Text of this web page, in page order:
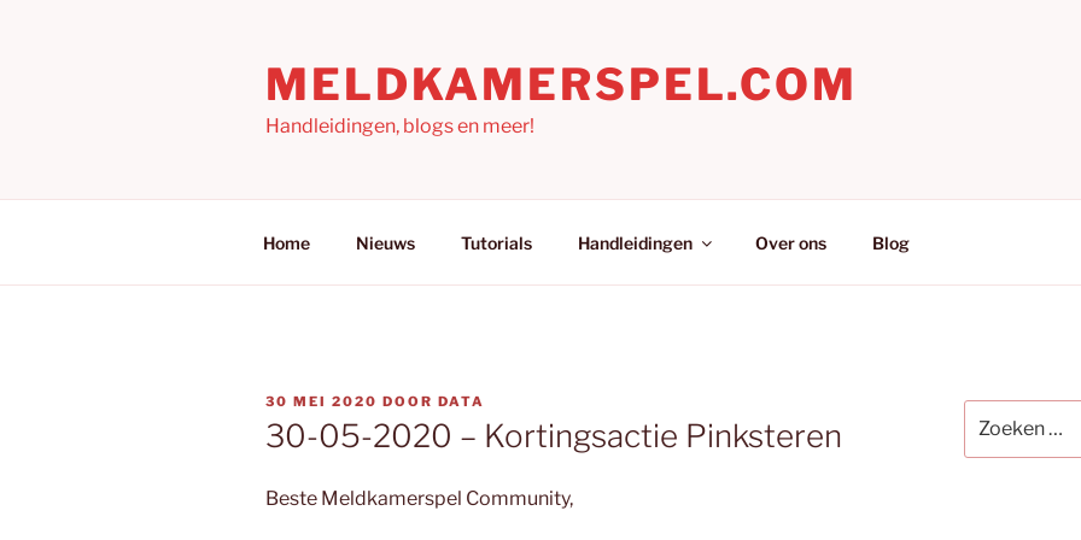
MELDKAMERSPEL.COM
Handleidingen, blogs en meer!
Home Nieuws Tutorials Handleidingen Over ons Blog
GEPLAATST
OP
30 MEI 2020 DOOR DATA
30-05-2020 – Kortingsactie Pinksteren
Beste Meldkamerspel Community,
naar: